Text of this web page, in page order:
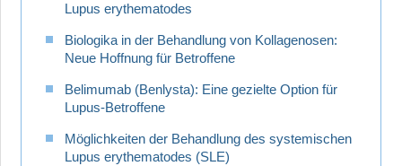
Lupus erythematodes
Biologika in der Behandlung von Kollagenosen:
Neue Hoffnung für Betroffene
Belimumab (Benlysta): Eine gezielte Option für
Lupus-Betroffene
Möglichkeiten der Behandlung des systemischen
Lupus erythematodes (SLE)